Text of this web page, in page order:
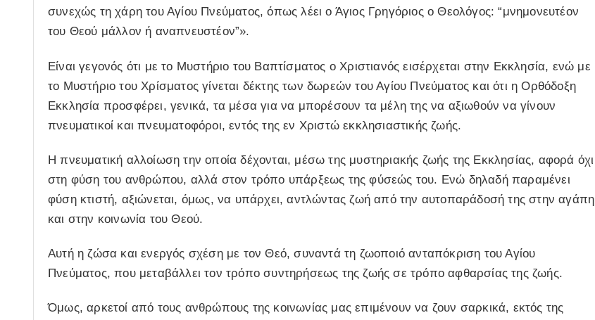
συνεχώς τη χάρη του Αγίου Πνεύματος, όπως λέει ο Άγιος Γρηγόριος ο Θεολόγος: “μνημονευτέον
του Θεού μάλλον ή αναπνευστέον”».
Eίναι γεγονός ότι με το Μυστήριο του Βαπτίσματος ο Χριστιανός εισέρχεται στην Εκκλησία, ενώ με
το Μυστήριο του Χρίσματος γίνεται δέκτης των δωρεών του Αγίου Πνεύματος και ότι η Ορθόδοξη
Εκκλησία προσφέρει, γενικά, τα μέσα για να μπορέσουν τα μέλη της να αξιωθούν να γίνουν
πνευματικοί και πνευματοφόροι, εντός της εν Χριστώ εκκλησιαστικής ζωής.
Η πνευματική αλλοίωση την οποία δέχονται, μέσω της μυστηριακής ζωής της Εκκλησίας, αφορά όχι
στη φύση του ανθρώπου, αλλά στον τρόπο υπάρξεως της φύσεώς του. Ενώ δηλαδή παραμένει
φύση κτιστή, αξιώνεται, όμως, να υπάρχει, αντλώντας ζωή από την αυτοπαράδοσή της στην αγάπη
και στην κοινωνία του Θεού.
Αυτή η ζώσα και ενεργός σχέση με τον Θεό, συναντά τη ζωοποιό ανταπόκριση του Αγίου
Πνεύματος, που μεταβάλλει τον τρόπο συντηρήσεως της ζωής σε τρόπο αφθαρσίας της ζωής.
Όμως, αρκετοί από τους ανθρώπους της κοινωνίας μας επιμένουν να ζουν σαρκικά, εκτός της